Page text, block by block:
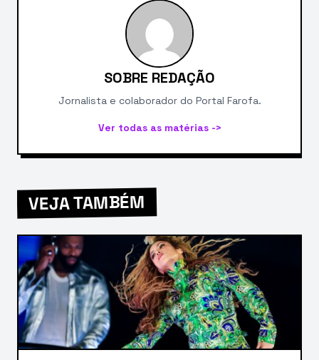
SOBRE REDAÇÃO
Jornalista e colaborador do Portal Farofa.
Ver todas as matérias ->
VEJA TAMBÉM